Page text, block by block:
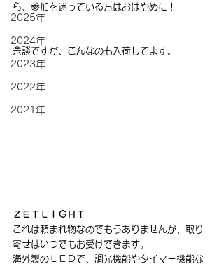
2025年
2024年
2023年
2022年
2021年
ら、参加を迷っている方はおはやめに！
余談ですが、こんなのも入荷してます。
ＺＥＴＬＩＧＨＴ
これは頼まれ物なのでもうありませんが、取り
寄せはいつでもお受けできます。
海外製のＬＥＤで、調光機能やタイマー機能な